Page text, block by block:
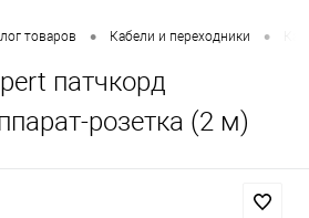
товаров • Кабели и переходники •
патчкорд
розетка (2 м)